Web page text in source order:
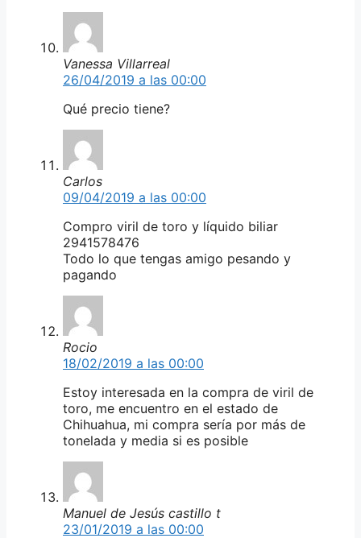
Vanessa Villarreal
26/04/2019 a las 00:00
Qué precio tiene?
Carlos
09/04/2019 a las 00:00
Compro viril de toro y líquido biliar
2941578476
Todo lo que tengas amigo pesando y
pagando
Rocio
18/02/2019 a las 00:00
Estoy interesada en la compra de viril de
toro, me encuentro en el estado de
Chihuahua, mi compra sería por más de
tonelada y media si es posible
Manuel de Jesús castillo t
23/01/2019 a las 00:00